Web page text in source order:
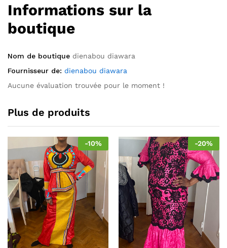
Informations sur la
boutique
Nom de boutique dienabou diawara
Fournisseur de: dienabou diawara
Aucune évaluation trouvée pour le moment !
Plus de produits
-10% -20%